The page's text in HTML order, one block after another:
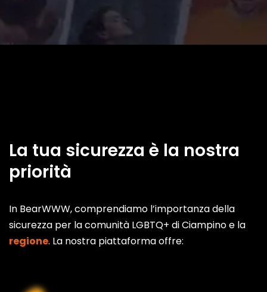
La tua sicurezza è la nostra
priorità
In BearWWW, comprendiamo l’importanza della
sicurezza per la comunità LGBTQ+ di Ciampino e la
regione. La nostra piattaforma offre: